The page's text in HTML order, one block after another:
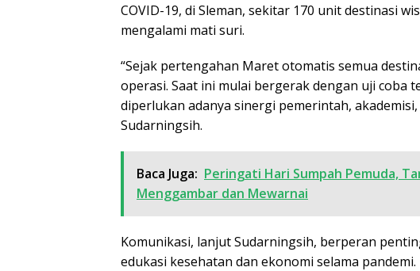
COVID-19, di Sleman, sekitar 170 unit destinasi
mengalami mati suri.
“Sejak pertengahan Maret otomatis semua
operasi. Saat ini mulai bergerak dengan uji coba
diperlukan adanya sinergi pemerintah,
Sudarningsih.
Baca Juga: Peringati Hari Sumpah Pemuda,
Menggambar dan Mewarnai
Komunikasi, lanjut Sudarningsih, berperan
edukasi kesehatan dan ekonomi selama